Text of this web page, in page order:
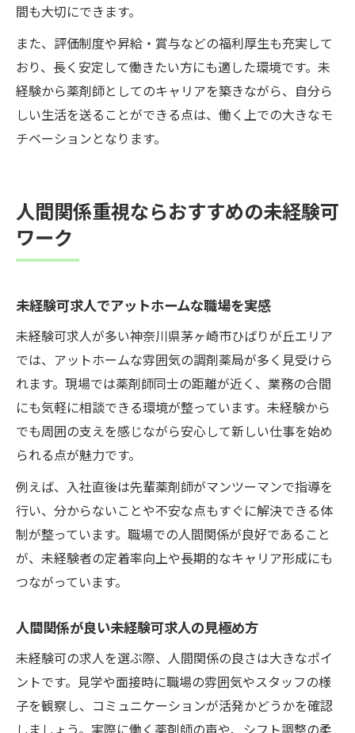
間も大切にできます。
また、評価制度や昇給・賞与などの福利厚生も充実して
おり、長く安定して働きたい方にも適した環境です。未
経験から薬剤師としてのキャリアを築きながら、自分ら
しい生活を送ることができる点は、働く上での大きなモ
チベーションとなります。
人間関係重視ならおすすめの未経験可
ワーク
未経験可求人でアットホームな職場を実感
未経験可求人が多い神奈川県茅ヶ崎市ひばりが丘エリア
では、アットホームな雰囲気の調剤薬局が多く見受けら
れます。現場では薬剤師同士の距離が近く、業務の合間
にも気軽に相談できる環境が整っています。未経験から
でも周囲の支えを感じながら安心して新しい仕事を始め
られる点が魅力です。
例えば、入社直後は先輩薬剤師がマンツーマンで指導を
行い、分からないことや不安な点もすぐに解決できる体
制が整っています。職場での人間関係が良好であること
が、未経験者の定着率向上や長期的なキャリア形成にも
つながっています。
人間関係が良い未経験可求人の見極め方
未経験可の求人を選ぶ際、人間関係の良さは大きなポイ
ントです。見学や面接時に職場の雰囲気やスタッフの様
子を観察し、コミュニケーションが活発かどうかを確認
しましょう。実際に働く薬剤師の声や、シフト調整の柔